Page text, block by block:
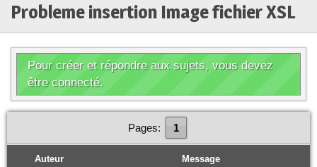
Probleme insertion Image fichier XSL
Pour créer et répondre aux sujets, vous devez
être connecté.
Pages: 1
Auteur Message